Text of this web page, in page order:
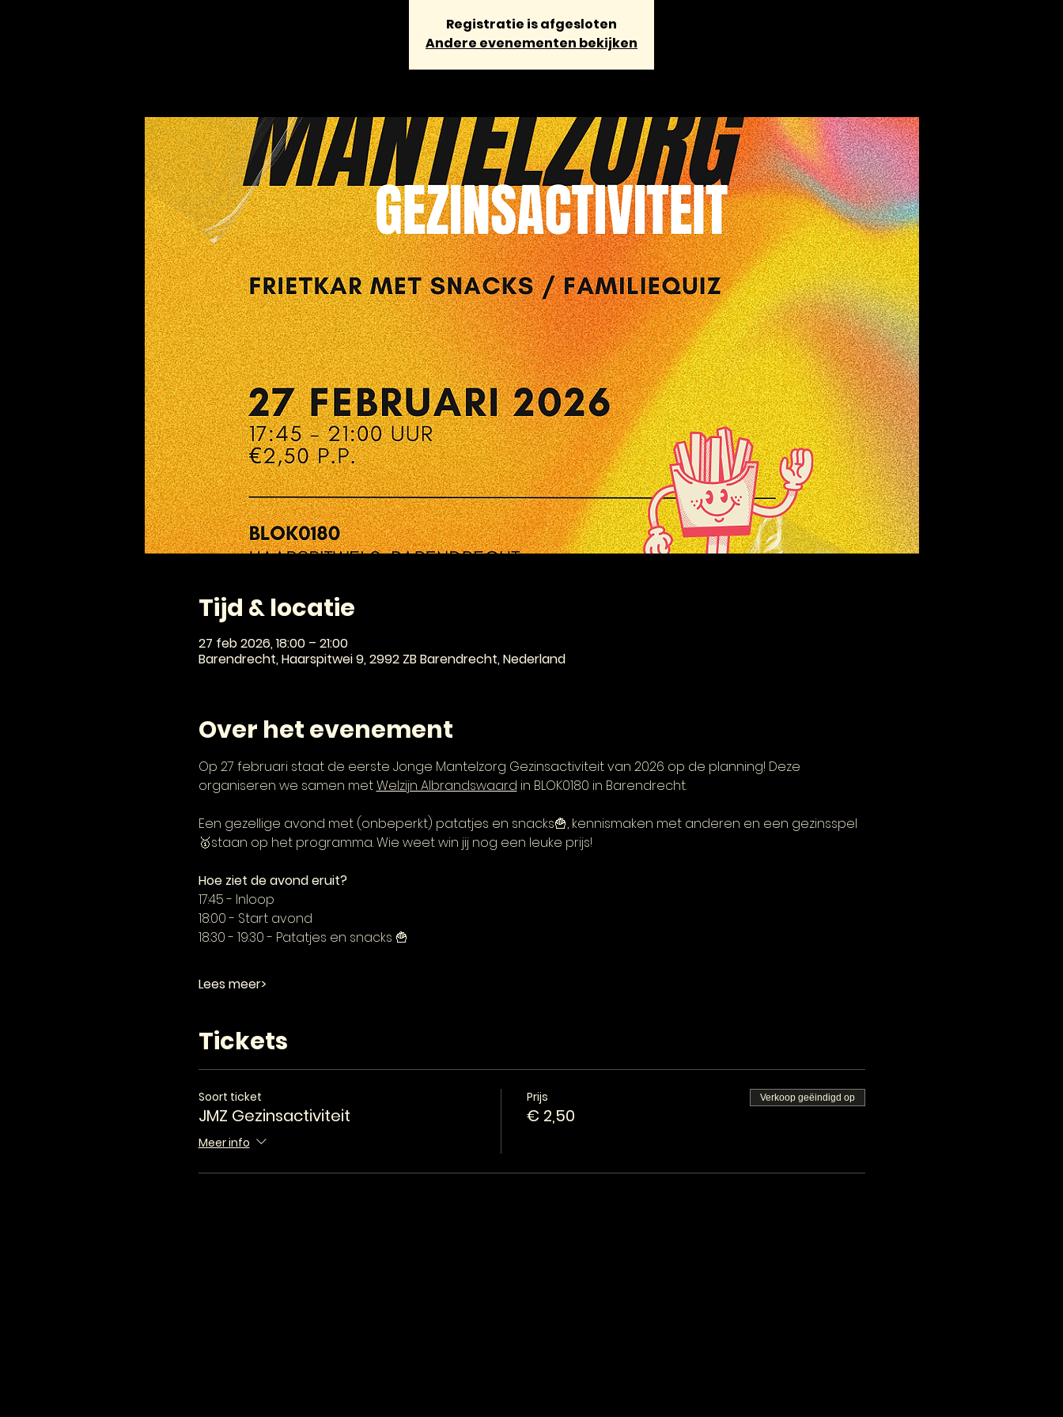
Registratie is afgesloten
Andere evenementen bekijken
Tijd & locatie
27 feb 2026, 18:00 – 21:00
Barendrecht, Haarspitwei 9, 2992 ZB Barendrecht, Nederland
Over het evenement
Op 27 februari staat de eerste Jonge Mantelzorg Gezinsactiviteit van 2026 op de planning! Deze
organiseren we samen met Welzijn Albrandswaard in BLOK0180 in Barendrecht.
Een gezellige avond met (onbeperkt) patatjes en snacks🍟, kennismaken met anderen en een gezinsspel
🥇staan op het programma. Wie weet win jij nog een leuke prijs!
Hoe ziet de avond eruit?
17:45 - Inloop
18:00 - Start avond
18:30 - 19:30 - Patatjes en snacks 🍟
Lees meer>
Tickets
Soort ticket
JMZ Gezinsactiviteit
Meer info
Prijs
€ 2,50
Verkoop geëindigd op